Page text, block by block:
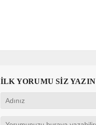
İLK YORUMU SİZ YAZIN